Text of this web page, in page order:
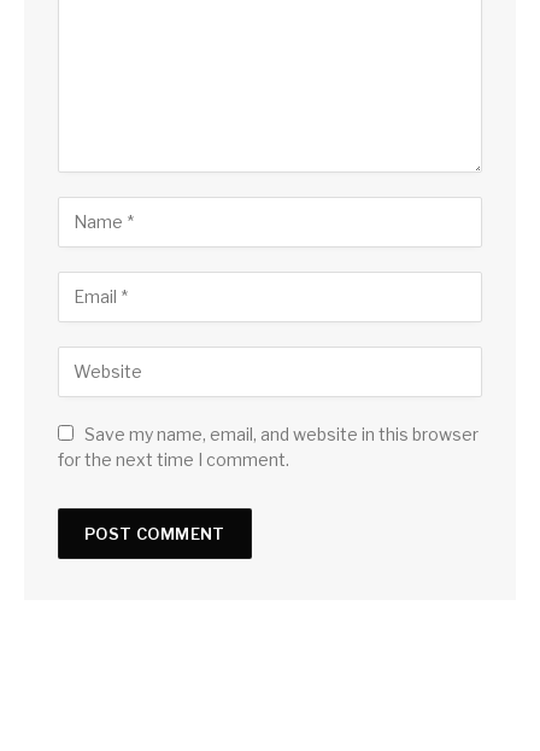
Save my name, email, and website in this browser
for the next time I comment.